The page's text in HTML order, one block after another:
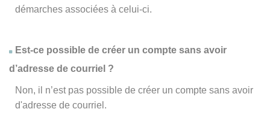
démarches associées à celui-ci.
Est-ce possible de créer un compte sans avoir
d’adresse de courriel ?
Non, il n’est pas possible de créer un compte sans avoir
d'adresse de courriel.